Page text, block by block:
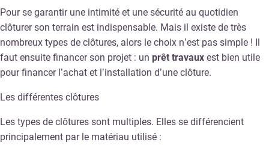
Pour se garantir une intimité et une sécurité au quotidien
clôturer son terrain est indispensable. Mais il existe de très
nombreux types de clôtures, alors le choix n’est pas simple ! Il
faut ensuite financer son projet : un prêt travaux est bien utile
pour financer l’achat et l’installation d’une clôture.
Les différentes clôtures
Les types de clôtures sont multiples. Elles se différencient
principalement par le matériau utilisé :